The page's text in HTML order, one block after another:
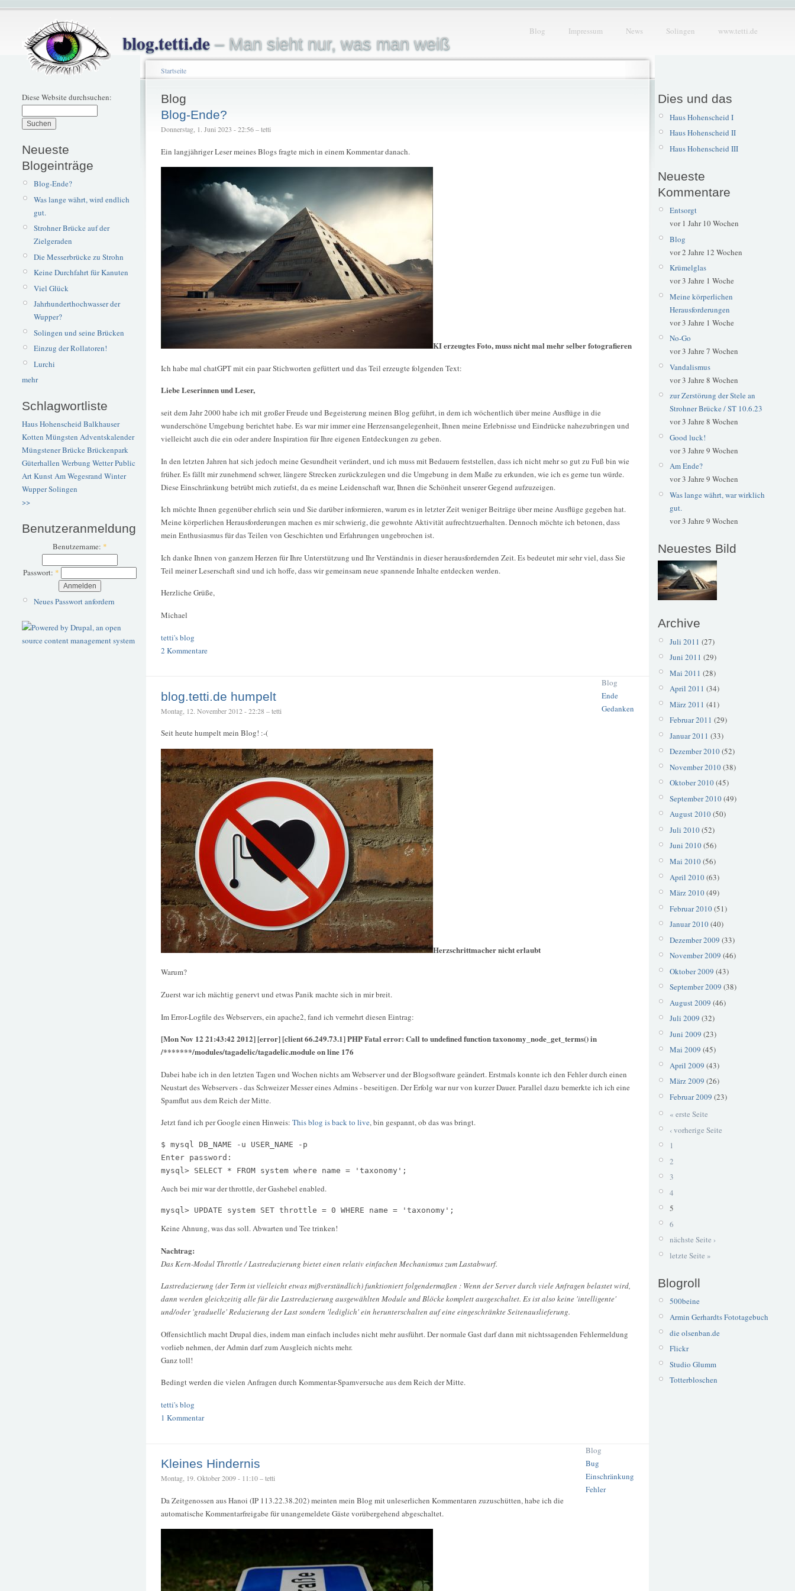
blog.tetti.de– Man sieht nur, was man weiß
Blog Impressum News Solingen www.tetti.de
Diese Website durchsuchen:
Neueste
Blogeinträge
Blog-Ende?
Was lange währt, wird endlich
gut.
Strohner Brücke auf der
Zielgeraden
Die Messerbrücke zu Strohn
Keine Durchfahrt für Kanuten
Viel Glück
Jahrhunderthochwasser der
Wupper?
Solingen und seine Brücken
Einzug der Rollatoren!
Lurchi
mehr
Schlagwortliste
Haus Hohenscheid Balkhauser
Kotten Müngsten Adventskalender
Müngstener BrückeBrückenpark
Güterhallen Werbung WetterPublic
ArtKunstAm Wegesrand Winter
WupperSolingen
>>
Benutzeranmeldung
Benutzername: *
Passwort: *
Neues Passwort anfordern
Startseite
Blog
Blog-Ende?
Donnerstag, 1. Juni 2023 - 22:56 – tetti
Ein langjähriger Leser meines Blogs fragte mich in einem Kommentar danach.
KI erzeugtes Foto, muss nicht mal mehr selber fotografieren
Ich habe mal chatGPT mit ein paar Stichworten gefüttert und das Teil erzeugte folgenden Text:
Liebe Leserinnen und Leser,
seit dem Jahr 2000 habe ich mit großer Freude und Begeisterung meinen Blog geführt, in dem ich wöchentlich über meine Ausflüge in die
wunderschöne Umgebung berichtet habe. Es war mir immer eine Herzensangelegenheit, Ihnen meine Erlebnisse und Eindrücke nahezubringen und
vielleicht auch die ein oder andere Inspiration für Ihre eigenen Entdeckungen zu geben.
In den letzten Jahren hat sich jedoch meine Gesundheit verändert, und ich muss mit Bedauern feststellen, dass ich nicht mehr so gut zu Fuß bin wie
früher. Es fällt mir zunehmend schwer, längere Strecken zurückzulegen und die Umgebung in dem Maße zu erkunden, wie ich es gerne tun würde.
Diese Einschränkung betrübt mich zutiefst, da es meine Leidenschaft war, Ihnen die Schönheit unserer Gegend aufzuzeigen.
Ich möchte Ihnen gegenüber ehrlich sein und Sie darüber informieren, warum es in letzter Zeit weniger Beiträge über meine Ausflüge gegeben hat.
Meine körperlichen Herausforderungen machen es mir schwierig, die gewohnte Aktivität aufrechtzuerhalten. Dennoch möchte ich betonen, dass
mein Enthusiasmus für das Teilen von Geschichten und Erfahrungen ungebrochen ist.
Ich danke Ihnen von ganzem Herzen für Ihre Unterstützung und Ihr Verständnis in dieser herausfordernden Zeit. Es bedeutet mir sehr viel, dass Sie
Teil meiner Leserschaft sind und ich hoffe, dass wir gemeinsam neue spannende Inhalte entdecken werden.
Herzliche Grüße,
Michael
tetti's blog
2 Kommentare
Blog
Ende
Gedanken
blog.tetti.de humpelt
Montag, 12. November 2012 - 22:28 – tetti
Seit heute humpelt mein Blog! :-(
Herzschrittmacher nicht erlaubt
Warum?
Zuerst war ich mächtig genervt und etwas Panik machte sich in mir breit.
Im Error-Logfile des Webservers, ein apache2, fand ich vermehrt diesen Eintrag:
[Mon Nov 12 21:43:42 2012] [error] [client 66.249.73.1] PHP Fatal error: Call to undefined function taxonomy_node_get_terms() in
/*******/modules/tagadelic/tagadelic.module on line 176
Dabei habe ich in den letzten Tagen und Wochen nichts am Webserver und der Blogsoftware geändert. Erstmals konnte ich den Fehler durch einen
Neustart des Webservers - das Schweizer Messer eines Admins - beseitigen. Der Erfolg war nur von kurzer Dauer. Parallel dazu bemerkte ich ich eine
Spamflut aus dem Reich der Mitte.
Jetzt fand ich per Google einen Hinweis: This blog is back to live, bin gespannt, ob das was bringt.
$ mysql DB_NAME -u USER_NAME -p
Enter password:
mysql> SELECT * FROM system where name = 'taxonomy';
Auch bei mir war der throttle, der Gashebel enabled.
mysql> UPDATE system SET throttle = 0 WHERE name = 'taxonomy';
Keine Ahnung, was das soll. Abwarten und Tee trinken!
Nachtrag:
Das Kern-Modul Throttle / Lastreduzierung bietet einen relativ einfachen Mechanismus zum Lastabwurf.
Lastreduzierung (der Term ist vielleicht etwas mißverständlich) funktioniert folgendermaßen : Wenn der Server durch viele Anfragen belastet wird,
dann werden gleichzeitig alle für die Lastreduzierung ausgewählten Module und Blöcke komplett ausgeschaltet. Es ist also keine 'intelligente'
und/oder 'graduelle' Reduzierung der Last sondern 'lediglich' ein herunterschalten auf eine eingeschränkte Seitenauslieferung.
Offensichtlich macht Drupal dies, indem man einfach includes nicht mehr ausführt. Der normale Gast darf dann mit nichtssagenden Fehlermeldung
vorlieb nehmen, der Admin darf zum Ausgleich nichts mehr.
Ganz toll!
Bedingt werden die vielen Anfragen durch Kommentar-Spamversuche aus dem Reich der Mitte.
tetti's blog
1 Kommentar
Blog
Bug
Einschränkung
Fehler
Kleines Hindernis
Montag, 19. Oktober 2009 - 11:10 – tetti
Da Zeitgenossen aus Hanoi (IP 113.22.38.202) meinten mein Blog mit unleserlichen Kommentaren zuzuschütten, habe ich die
automatische Kommentarfreigabe für unangemeldete Gäste vorübergehend abgeschaltet.
Dies und das
Haus Hohenscheid I
Haus Hohenscheid II
Haus Hohenscheid III
Neueste
Kommentare
Entsorgt
vor 1 Jahr 10 Wochen
Blog
vor 2 Jahre 12 Wochen
Krümelglas
vor 3 Jahre 1 Woche
Meine körperlichen
Herausforderungen
vor 3 Jahre 1 Woche
No-Go
vor 3 Jahre 7 Wochen
Vandalismus
vor 3 Jahre 8 Wochen
zur Zerstörung der Stele an
Strohner Brücke / ST 10.6.23
vor 3 Jahre 8 Wochen
Good luck!
vor 3 Jahre 9 Wochen
Am Ende?
vor 3 Jahre 9 Wochen
Was lange währt, war wirklich
gut.
vor 3 Jahre 9 Wochen
Neuestes Bild
Archive
Juli 2011 (27)
Juni 2011 (29)
Mai 2011 (28)
April 2011 (34)
März 2011 (41)
Februar 2011 (29)
Januar 2011 (33)
Dezember 2010(52)
November 2010(38)
Oktober 2010(45)
September 2010(49)
August 2010(50)
Juli 2010(52)
Juni 2010(56)
Mai 2010(56)
April 2010(63)
März 2010(49)
Februar 2010(51)
Januar 2010(40)
Dezember 2009 (33)
November 2009 (46)
Oktober 2009 (43)
September 2009 (38)
August 2009 (46)
Juli 2009 (32)
Juni 2009 (23)
Mai 2009 (45)
April 2009 (43)
März 2009 (26)
Februar 2009 (23)
« erste Seite
‹ vorherige Seite
1
2
3
4
5
6
nächste Seite ›
letzte Seite »
Blogroll
500beine
Armin Gerhardts Fototagebuch
die olsenban.de
Flickr
Studio Glumm
Totterbloschen